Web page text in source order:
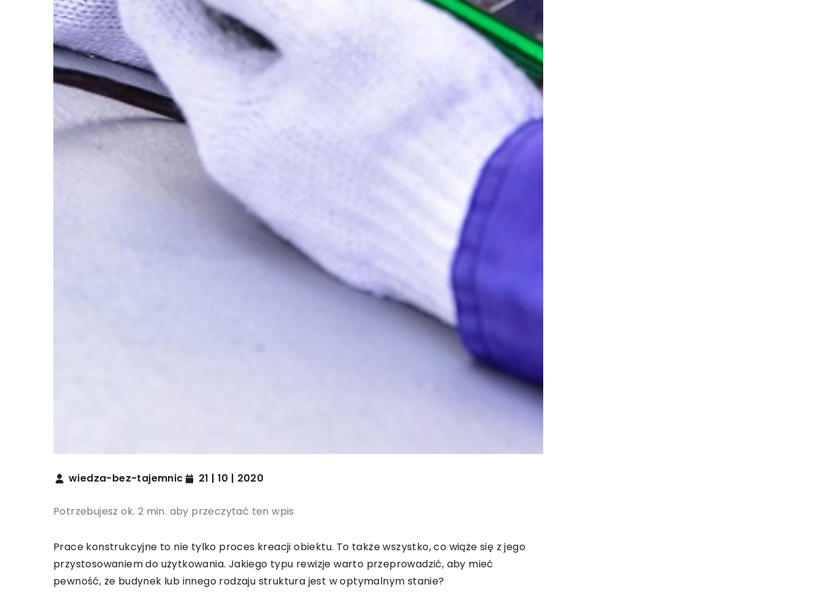
wiedza-bez-tajemnic 21 | 10 | 2020
Potrzebujesz ok. 2 min. aby przeczytać ten wpis
Prace konstrukcyjne to nie tylko proces kreacji obiektu. To także wszystko, co wiąże się z jego
przystosowaniem do użytkowania. Jakiego typu rewizje warto przeprowadzić, aby mieć
pewność, że budynek lub innego rodzaju struktura jest w optymalnym stanie?